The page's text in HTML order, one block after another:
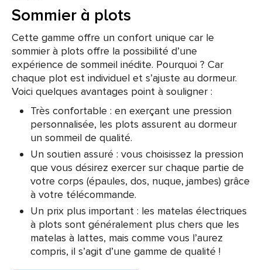
Sommier à plots
Cette gamme offre un confort unique car le
sommier à plots offre la possibilité d’une
expérience de sommeil inédite. Pourquoi ? Car
chaque plot est individuel et s’ajuste au dormeur.
Voici quelques avantages point à souligner :
Très confortable : en exerçant une pression
personnalisée, les plots assurent au dormeur
un sommeil de qualité.
Un soutien assuré : vous choisissez la pression
que vous désirez exercer sur chaque partie de
votre corps (épaules, dos, nuque, jambes) grâce
à votre télécommande.
Un prix plus important : les matelas électriques
à plots sont généralement plus chers que les
matelas à lattes, mais comme vous l’aurez
compris, il s’agit d’une gamme de qualité !